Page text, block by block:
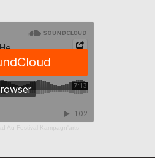
Au Festival Kampagn'arts